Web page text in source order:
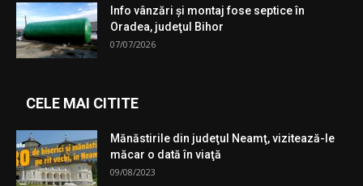
Info vânzări şi montaj fose septice în
Oradea, judeţul Bihor
07/07/2026
CELE MAI CITITE
Mănăstirile din judeţul Neamţ, vizitează-le
măcar o dată în viaţă
09/08/2023